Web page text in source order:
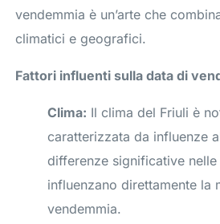
vendemmia è un’arte che
climatici e geografici.
Fattori influenti sulla data di
Clima: Il clima del Friuli è
caratterizzata da influenze
differenze significative
influenzano direttamente la
vendemmia.